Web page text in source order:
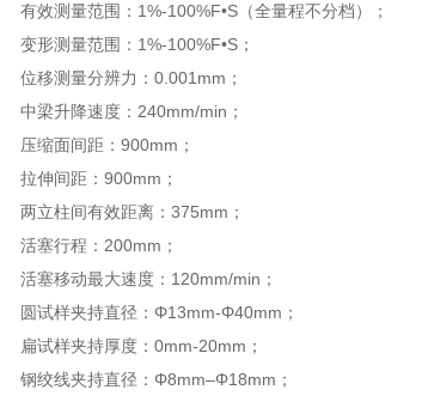
现场注意事项
答
有效测量范围：1%-100%F•S（全量程不分档）；
变形测量范围：1%-100%F•S；
位移测量分辨力：0.001mm；
中梁升降速度：240mm/min；
压缩面间距：900mm；
拉伸间距：900mm；
两立柱间有效距离：375mm；
活塞行程：200mm；
活塞移动最大速度：120mm/min；
圆试样夹持直径：Φ13mm-Φ40mm；
扁试样夹持厚度：0mm-20mm；
钢绞线夹持直径：Φ8mm–Φ18mm；